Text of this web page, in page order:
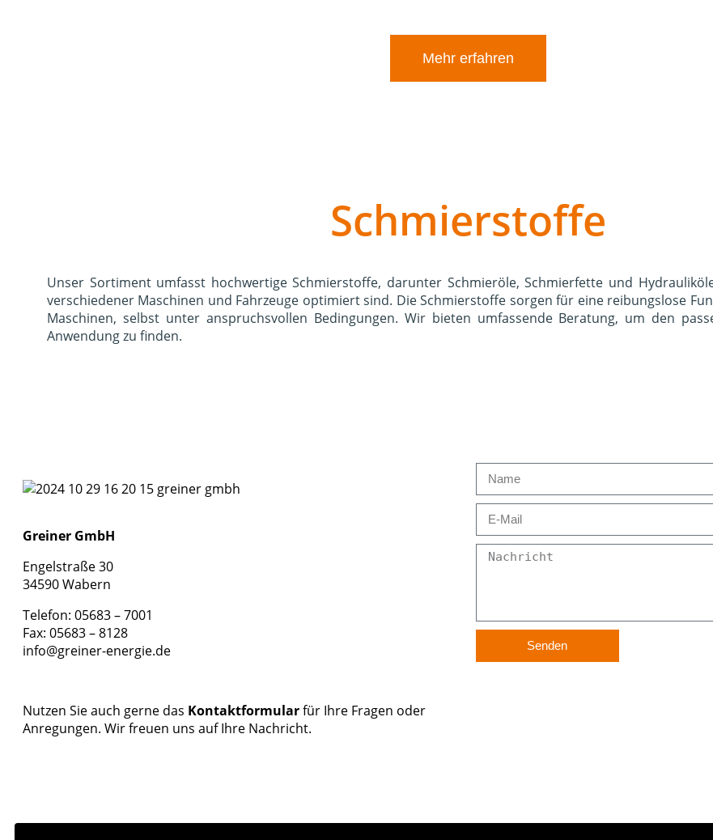
Mehr erfahren
Schmierstoffe
Unser Sortiment umfasst hochwertige Schmierstoffe, darunter Schmieröle, Schmierfette und
verschiedener Maschinen und Fahrzeuge optimiert sind. Die Schmierstoffe sorgen für eine reibungslose
Maschinen, selbst unter anspruchsvollen Bedingungen. Wir bieten umfassende Beratung, um den
Anwendung zu finden.
Greiner GmbH
Engelstraße 30
34590 Wabern
Telefon: 05683 – 7001
Fax: 05683 – 8128
info@greiner-energie.de
Nutzen Sie auch gerne das Kontaktformularfür Ihre Fragen oder
Anregungen. Wir freuen uns auf Ihre Nachricht.
Senden